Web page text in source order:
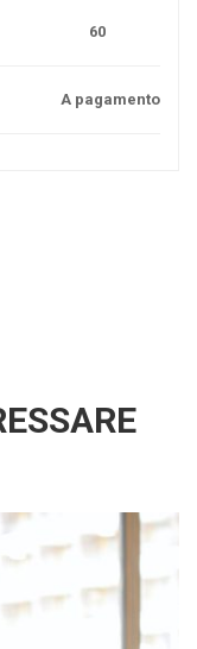
60
A pagamento